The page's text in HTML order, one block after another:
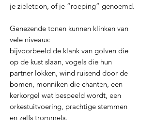
je zieletoon, of je “roeping” genoemd.
Genezende tonen kunnen klinken van
vele niveaus:
bijvoorbeeld de klank van golven die
op de kust slaan, vogels die hun
partner lokken, wind ruisend door de
bomen, monniken die chanten, een
kerkorgel wat bespeeld wordt, een
orkestuitvoering, prachtige stemmen
en zelfs trommels.